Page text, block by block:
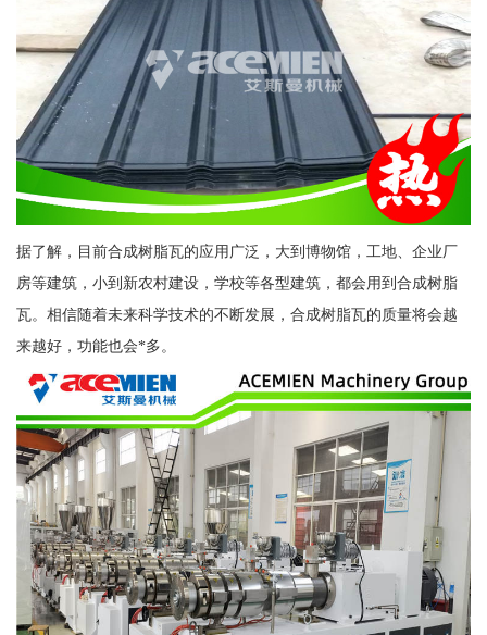
据了解，目前合成树脂瓦的应用广泛，大到博物馆，工地、企业厂
房等建筑，小到新农村建设，学校等各型建筑，都会用到合成树脂
瓦。相信随着未来科学技术的不断发展，合成树脂瓦的质量将会越
来越好，功能也会*多。